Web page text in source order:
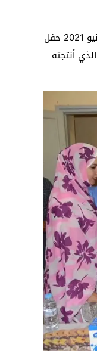
احتضنت قاعة العروض دار الثقافة الشيخ سيدي أحمد الرگيبي مساء أمس الأربعاء 23 يونيو 2021 حفل
أنتجته